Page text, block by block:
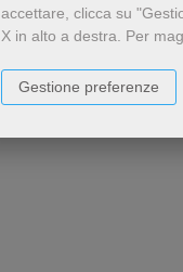
accettare, clicca su
X in alto a destra. Per
Gestione preferenze